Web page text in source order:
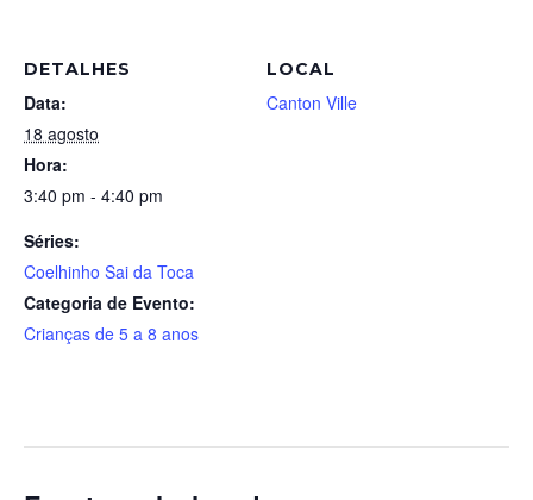
DETALHES
Data:
18 agosto
Hora:
3:40 pm - 4:40 pm
Séries:
Coelhinho Sai da Toca
Categoria de Evento:
Crianças de 5 a 8 anos
LOCAL
Canton Ville